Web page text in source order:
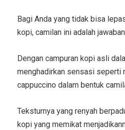
Bagi Anda yang tidak bisa
kopi, camilan ini adalah
Dengan campuran kopi asli
menghadirkan sensasi seperti
cappuccino dalam bentuk
Teksturnya yang renyah
kopi yang memikat